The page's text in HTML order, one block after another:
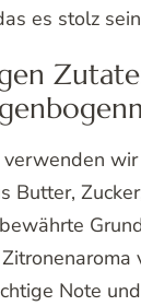
es stolz
Butter,
Note